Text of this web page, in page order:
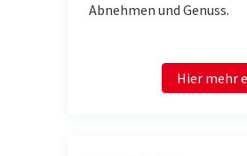
Abnehmen und Genuss.
Hier mehr